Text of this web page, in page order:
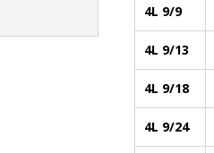
4L 9/9
4L 9/13
4L 9/18
4L 9/24